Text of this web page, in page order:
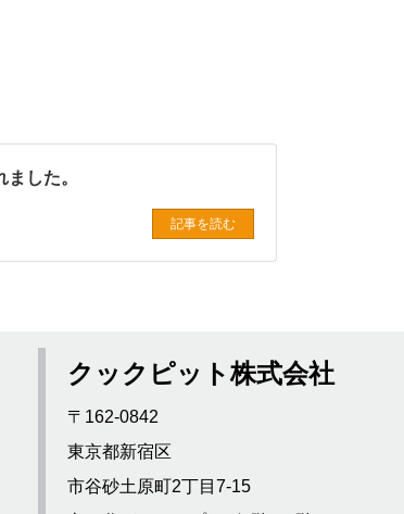
した。
記事を読む
クックピット株式会社
〒162-0842
東京都新宿区
市谷砂土原町2丁目7-15